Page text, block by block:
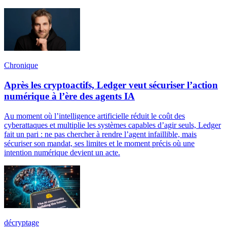
Chronique
Après les cryptoactifs, Ledger veut sécuriser l’action
numérique à l’ère des agents IA
Au moment où l’intelligence artificielle réduit le coût des
cyberattaques et multiplie les systèmes capables d’agir seuls, Ledger
fait un pari : ne pas chercher à rendre l’agent infaillible, mais
sécuriser son mandat, ses limites et le moment précis où une
intention numérique devient un acte.
décryptage